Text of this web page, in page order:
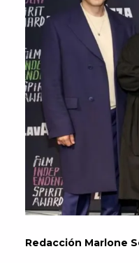
Redacción Marlone